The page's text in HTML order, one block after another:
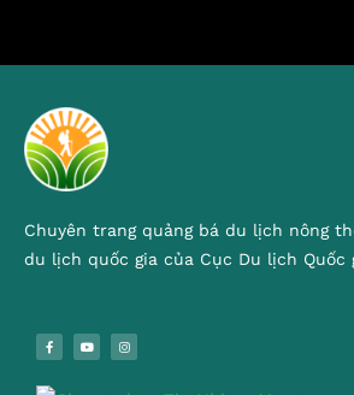
Chuyên trang quảng bá du lịch nông
du lịch quốc gia của Cục Du lịch Quốc